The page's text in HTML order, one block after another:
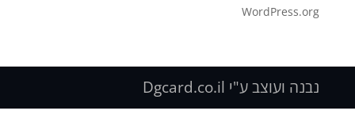
WordPress.org
נבנה ועוצב ע"י Dgcard.co.il